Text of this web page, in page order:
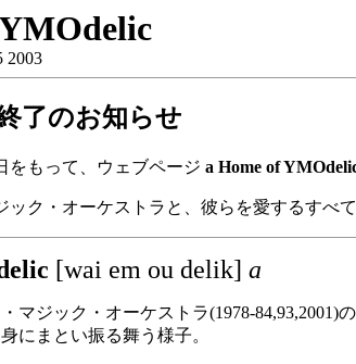
2003
了のお知らせ
をもって、ウェブページ a Home of
ック・オーケストラと、彼らを愛するすべ
[wai em ou delik] a
マジック・オーケストラ(1978-
にまとい振る舞う様子。